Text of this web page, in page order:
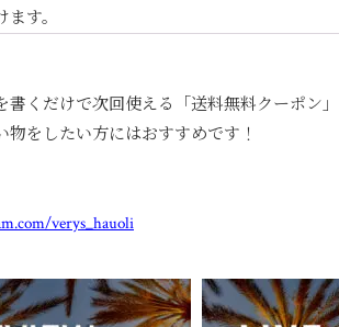
す。
書くだけで次回使える「送料無料クーポン
物をしたい方にはおすすめです！
verys_hauoli